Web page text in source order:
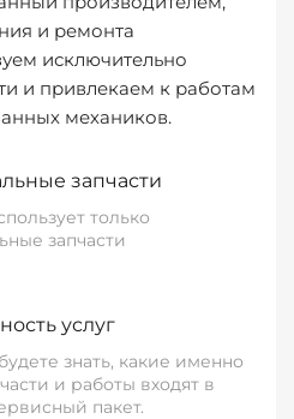
и ремонта
исключительно
и привлекаем к работам
механиков.
запчасти
только
запчасти
услуг
знать, какие именно
и работы входят в
пакет.